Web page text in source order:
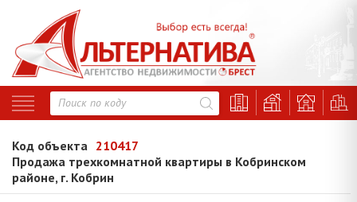
Код объекта 210417
Продажа трехкомнатной квартиры в Кобринском
районе, г. Кобрин